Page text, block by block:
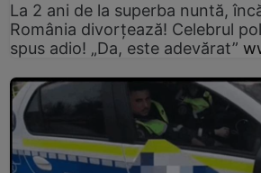
La 2 ani de la superba nuntă,
România divorțează! Celebrul
spus adio! „Da, este adevărat”